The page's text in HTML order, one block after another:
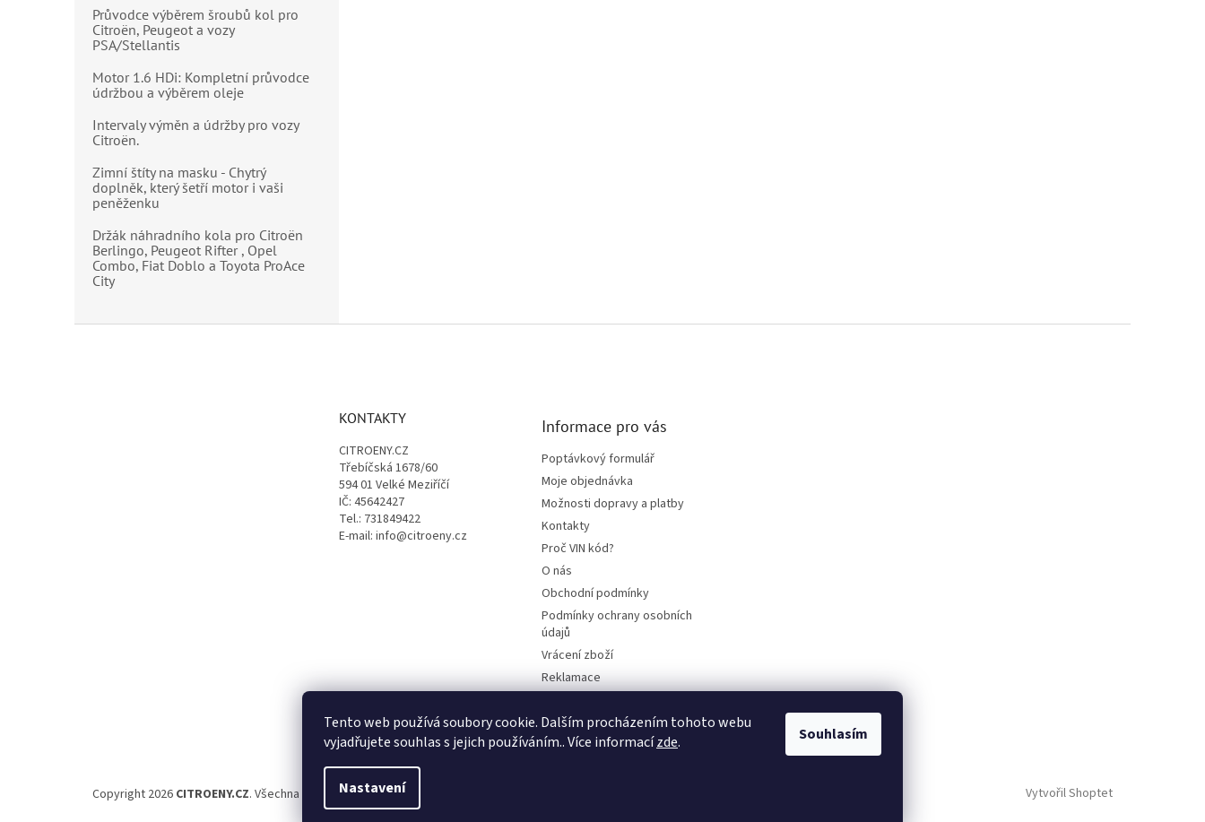
Tento web používá soubory cookie. Dalším procházením tohoto webu
vyjadřujete souhlas s jejich používáním.. Více informacízde.
Nastavení
Souhlasím
Průvodce výběrem šroubů kol pro
Citroën, Peugeot a vozy
PSA/Stellantis
Motor 1.6 HDi: Kompletní průvodce
údržbou a výběrem oleje
Intervaly výměn a údržby pro vozy
Citroën.
Zimní štíty na masku - Chytrý
doplněk, který šetří motor i vaši
peněženku
Držák náhradního kola pro Citroën
Berlingo, Peugeot Rifter , Opel
Combo, Fiat Doblo a Toyota ProAce
City
KONTAKTY
CITROENY.CZ
Třebíčská 1678/60
594 01 Velké Meziříčí
IČ: 45642427
Tel.: 731849422
E-mail: info@citroeny.cz
Informace pro vás
Poptávkový formulář
Moje objednávka
Možnosti dopravy a platby
Kontakty
Proč VIN kód?
O nás
Obchodní podmínky
Podmínky ochrany osobních
údajů
Vrácení zboží
Reklamace
BLOG
Vytvořil Shoptet
Copyright 2026 CITROENY.CZ. Všechna práva vyhrazena.